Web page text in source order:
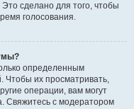
сделано для того, чтобы
голосования.
определенным
Чтобы их просматривать,
операции, вам могут
Свяжитесь с модератором